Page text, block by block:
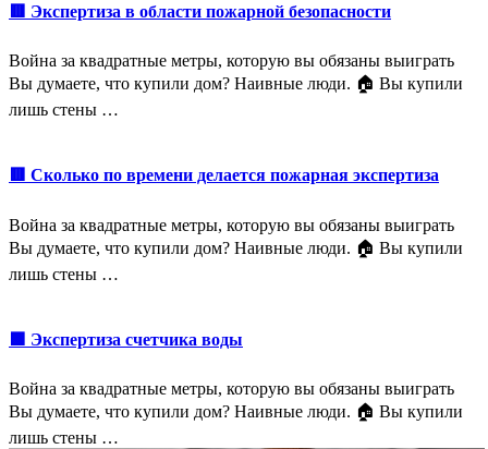
🟥 Экспертиза в области пожарной безопасности
Война за квадратные метры, которую вы обязаны выиграть
Вы думаете, что купили дом? Наивные люди. 🏠 Вы купили
лишь стены …
🟥 Сколько по времени делается пожарная экспертиза
Война за квадратные метры, которую вы обязаны выиграть
Вы думаете, что купили дом? Наивные люди. 🏠 Вы купили
лишь стены …
🟩 Экспертиза счетчика воды
Война за квадратные метры, которую вы обязаны выиграть
Вы думаете, что купили дом? Наивные люди. 🏠 Вы купили
лишь стены …